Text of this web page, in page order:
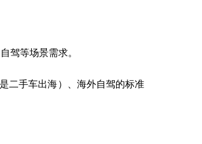
驾等场景需求。
二手车出海）、海外自驾的标准